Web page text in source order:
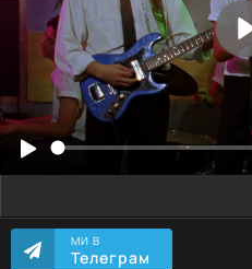
МИ В
Телеграм